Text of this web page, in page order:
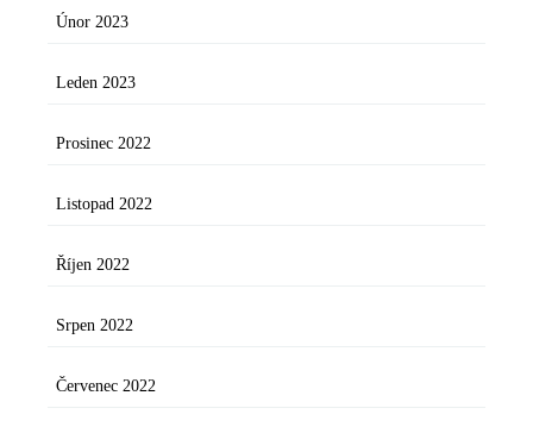
Únor 2023
Leden 2023
Prosinec 2022
Listopad 2022
Říjen 2022
Srpen 2022
Červenec 2022